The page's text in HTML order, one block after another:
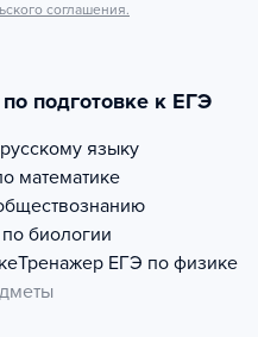
соглашения.
подготовке к ЕГЭ
языку
математике
биологии
Тренажер ЕГЭ по физике